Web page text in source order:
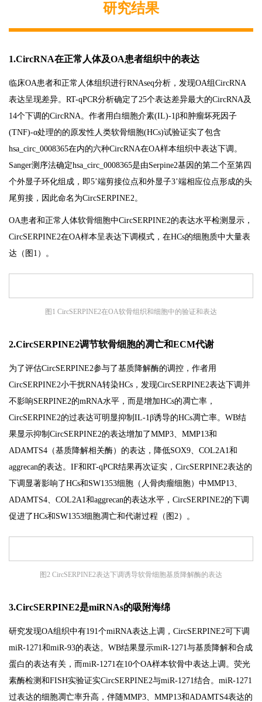
研究结果
1.CircRNA在正常人体及OA患者组织中的表达
临床OA患者和正常人体组织进行RNAseq分析，发现OA组CircRNA
表达呈现差异。RT-qPCR分析确定了25个表达差异最大的CircRNA及
14个下调的CircRNA。作者用白细胞介素(IL)-1β和肿瘤坏死因子
(TNF)-α处理的的原发性人类软骨细胞(HCs)试验证实了包含
hsa_circ_0008365在内的六种CircRNA在OA样本组织中表达下调。
Sanger测序法确定hsa_circ_0008365是由Serpine2基因的第二个至第四
个外显子环化组成，即5’端剪接位点和外显子3’端相应位点形成的头
尾剪接，因此命名为CircSERPINE2。
OA患者和正常人体软骨细胞中CircSERPINE2的表达水平检测显示，
CircSERPINE2在OA样本呈表达下调模式，在HCs的细胞质中大量表
达（图1）。
图1 CircSERPINE2在OA软骨组织和细胞中的验证和表达
2.CircSERPINE2调节软骨细胞的凋亡和ECM代谢
为了评估CircSERPINE2参与了基质降解酶的调控，作者用
CircSERPINE2小干扰RNA转染HCs，发现CircSERPINE2表达下调并
不影响SERPINE2的mRNA水平，而是增加HCs的凋亡率，
CircSERPINE2的过表达可明显抑制IL-1β诱导的HCs凋亡率。WB结
果显示抑制CircSERPINE2的表达增加了MMP3、MMP13和
ADAMTS4（基质降解相关酶）的表达，降低SOX9、COL2A1和
aggrecan的表达。IF和RT-qPCR结果再次证实，CircSERPINE2表达的
下调显著影响了HCs和SW1353细胞（人骨肉瘤细胞）中MMP13、
ADAMTS4、COL2A1和aggrecan的表达水平，CircSERPINE2的下调
促进了HCs和SW1353细胞凋亡和代谢过程（图2）。
图2 CircSERPINE2表达下调诱导软骨细胞基质降解酶的表达
3.CircSERPINE2是miRNAs的吸附海绵
研究发现OA组织中有191个miRNA表达上调，CircSERPINE2可下调
miR-1271和miR-93的表达。WB结果显示miR-1271与基质降解和合成
蛋白的表达有关，而miR-1271在10个OA样本软骨中表达上调。荧光
素酶检测和FISH实验证实CircSERPINE2与miR-1271结合。miR-1271
过表达的细胞凋亡率升高，伴随MMP3、MMP13和ADAMTS4表达的